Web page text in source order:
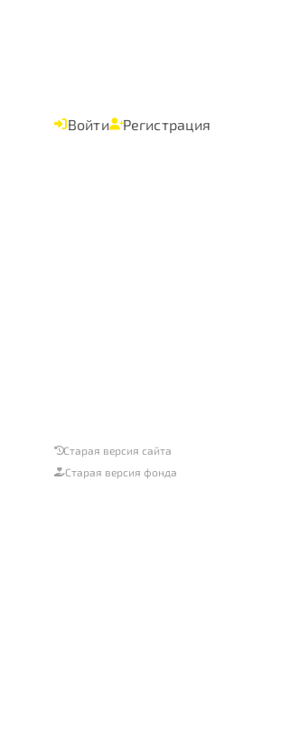
Войти Регистрация
Старая версия сайта
Старая версия фонда